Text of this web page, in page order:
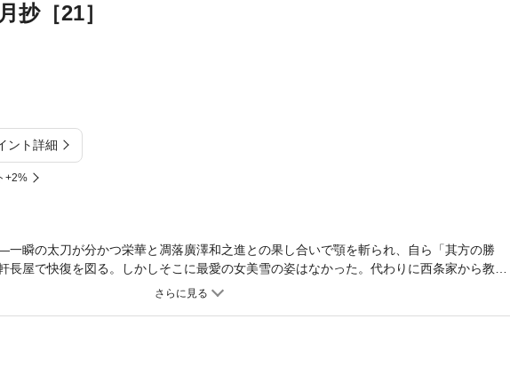
［21］
ント詳細
+2%
瞬の太刀が分かつ栄華と凋落廣澤和之進との果し合いで顎を斬られ、自ら「其方の勝
長屋で快復を図る。しかしそこに最愛の女美雪の姿はなかった。代わりに西条家から教養
るが、その頃美雪は悲痛なる”決断”を下していた。一方、和之進は藩命を受け、駿岡藩の北